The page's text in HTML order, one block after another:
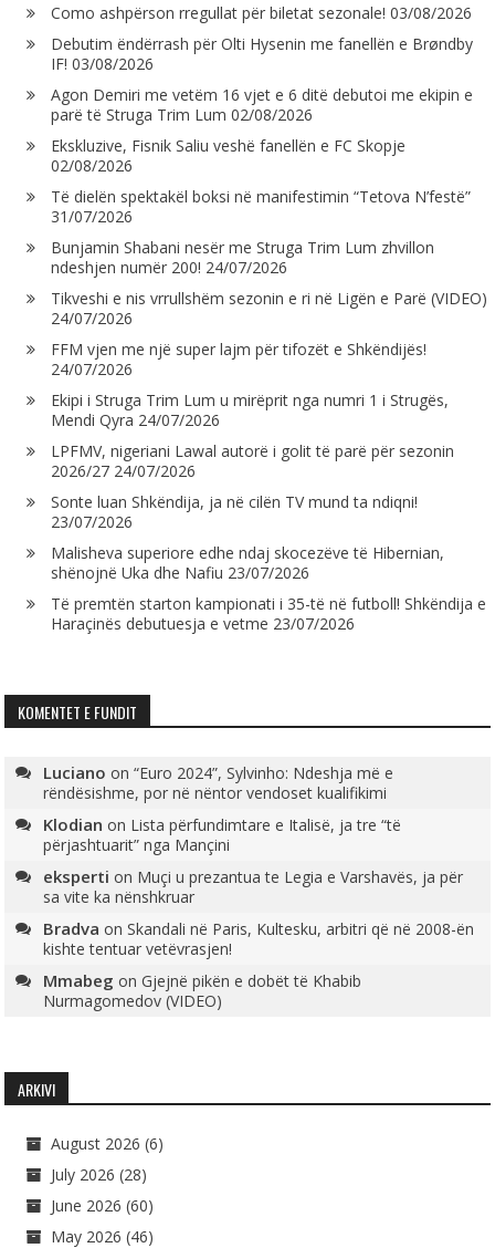
Como ashpërson rregullat për biletat sezonale! 03/08/2026
Debutim ëndërrash për Olti Hysenin me fanellën e Brøndby
IF! 03/08/2026
Agon Demiri me vetëm 16 vjet e 6 ditë debutoi me ekipin e
parë të Struga Trim Lum 02/08/2026
Ekskluzive, Fisnik Saliu veshë fanellën e FC Skopje
02/08/2026
Të dielën spektakël boksi në manifestimin “Tetova N’festë”
31/07/2026
Bunjamin Shabani nesër me Struga Trim Lum zhvillon
ndeshjen numër 200! 24/07/2026
Tikveshi e nis vrrullshëm sezonin e ri në Ligën e Parë (VIDEO)
24/07/2026
FFM vjen me një super lajm për tifozët e Shkëndijës!
24/07/2026
Ekipi i Struga Trim Lum u mirëprit nga numri 1 i Strugës,
Mendi Qyra 24/07/2026
LPFMV, nigeriani Lawal autorë i golit të parë për sezonin
2026/27 24/07/2026
Sonte luan Shkëndija, ja në cilën TV mund ta ndiqni!
23/07/2026
Malisheva superiore edhe ndaj skocezëve të Hibernian,
shënojnë Uka dhe Nafiu 23/07/2026
Të premtën starton kampionati i 35-të në futboll! Shkëndija e
Haraçinës debutuesja e vetme 23/07/2026
KOMENTET E FUNDIT
Luciano on“Euro 2024”, Sylvinho: Ndeshja më e
rëndësishme, por në nëntor vendoset kualifikimi
Klodian on Lista përfundimtare e Italisë, ja tre “të
përjashtuarit” nga Mançini
eksperti on Muçi u prezantua te Legia e Varshavës, ja për
sa vite ka nënshkruar
Bradva onSkandali në Paris, Kultesku, arbitri që në 2008-ën
kishte tentuar vetëvrasjen!
Mmabeg onGjejnë pikën e dobët të Khabib
Nurmagomedov (VIDEO)
ARKIVI
August 2026 (6)
July 2026 (28)
June 2026 (60)
May 2026 (46)